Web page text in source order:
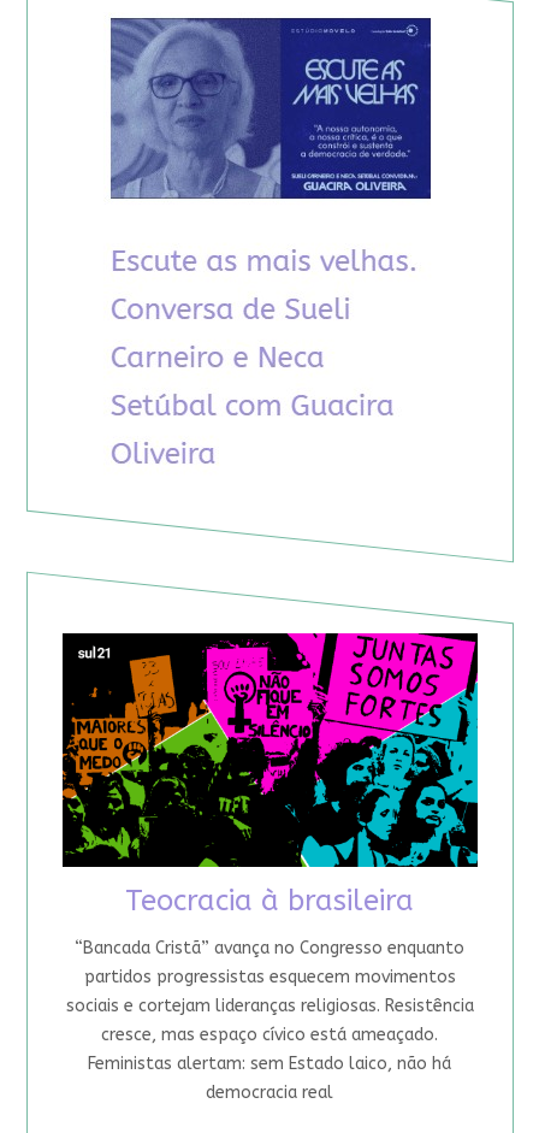
Teocracia à brasileira
“Bancada Cristã” avança no Congresso enquanto
partidos progressistas esquecem movimentos
sociais e cortejam lideranças religiosas. Resistência
cresce, mas espaço cívico está ameaçado.
Feministas alertam: sem Estado laico, não há
democracia real